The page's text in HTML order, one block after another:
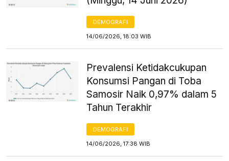
DEMOGRAFI
14/06/2026, 18:03 WIB
Prevalensi Ketidakcukupan
Konsumsi Pangan di Toba
Samosir Naik 0,97% dalam 5
Tahun Terakhir
DEMOGRAFI
14/06/2026, 17:38 WIB